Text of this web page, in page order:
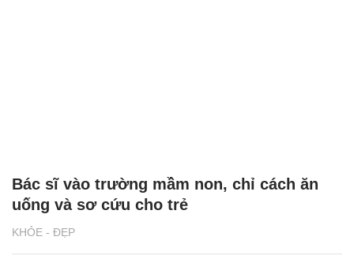
KHỎE - ĐẸP
Bác sĩ vào trường mầm non, chỉ cách ăn
uống và sơ cứu cho trẻ